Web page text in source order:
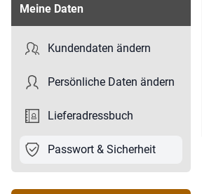
Meine Daten
Kundendaten ändern
Persönliche Daten ändern
Lieferadressbuch
Passwort & Sicherheit